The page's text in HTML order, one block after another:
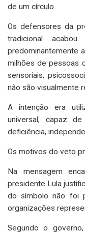
de um círculo.
Os defensores da
tradicional
predominantemente
milhões de pessoas
sensoriais,
não são visualmente
A intenção era
universal, capaz
deficiência,
Os motivos do veto
Na mensagem
presidente Lula
do símbolo não foi
organizações
Segundo o